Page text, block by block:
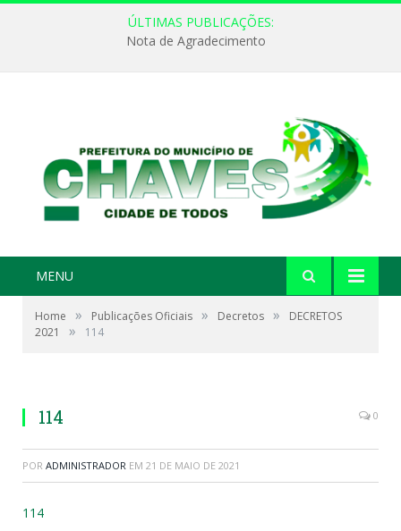
ÚLTIMAS PUBLICAÇÕES:
Nota de Agradecimento
MENU
Home » Publicações Oficiais » Decretos »
DECRETOS
2021
» 114
114 0
POR ADMINISTRADOR EM 21 DE MAIO DE 2021
114